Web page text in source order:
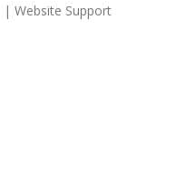
| Website Support